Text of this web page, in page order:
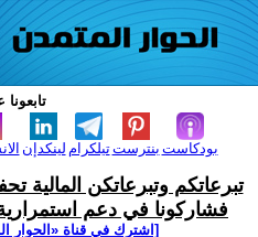
لينكدإن تيلكرامبنترست بودكاست
تبرعاتكم وتبرعاتكن المالية
فشاركونا في دعم
[اشترك في قناة ‫«الحوار